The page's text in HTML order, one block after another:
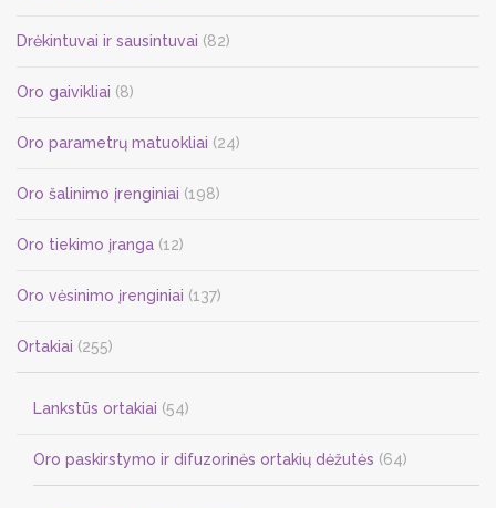
Drėkintuvai ir sausintuvai (82)
Oro gaivikliai (8)
Oro parametrų matuokliai (24)
Oro šalinimo įrenginiai (198)
Oro tiekimo įranga (12)
Oro vėsinimo įrenginiai (137)
Ortakiai (255)
Lankstūs ortakiai (54)
Oro paskirstymo ir difuzorinės ortakių dėžutės (64)